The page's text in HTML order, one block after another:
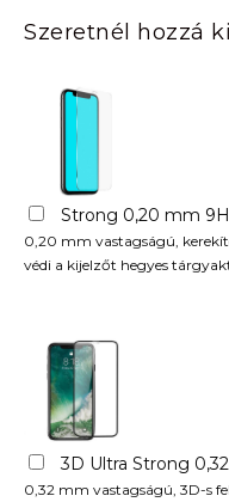
was:
5990
Szeretnél hozzá
Strong 0,20 mm
0,20 mm vastagságú,
védi a kijelzőt hegyes
3D Ultra Strong
0,32 mm vastagságú, 3D-s